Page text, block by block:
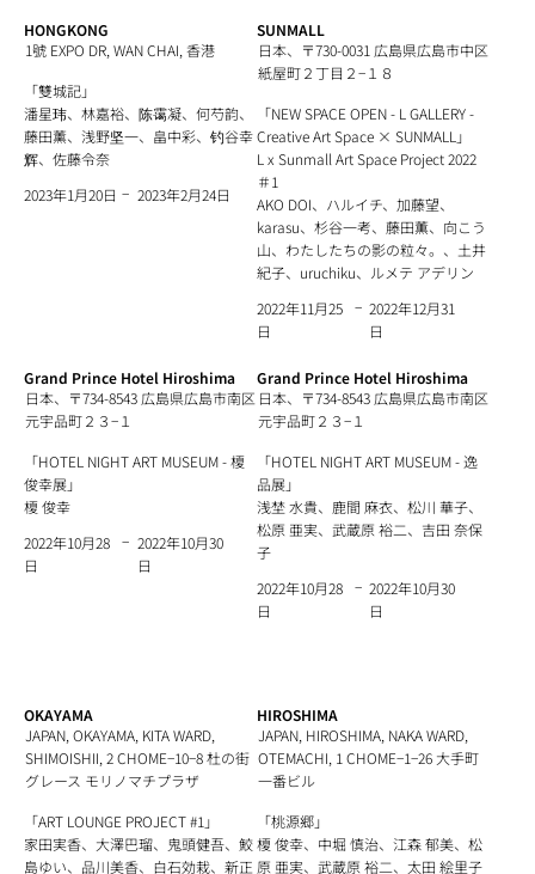
HONGKONG
1號 EXPO DR, WAN CHAI, 香港
「雙城記」
潘星玮、林嘉裕、陈霭凝、何芍韵、
藤田薰、浅野坚一、畠中彩、钓谷幸
辉、佐藤令奈
2023年1月20日 − 2023年2月24日
SUNMALL
日本、〒730-0031 広島県広島市中区
紙屋町２丁目２−１８
「NEW SPACE OPEN - L GALLERY -
Creative Art Space × SUNMALL」
L x Sunmall Art Space Project 2022
＃1
AKO DOI、ハルイチ、加藤望、
karasu、杉谷一考、藤田薫、向こう
山、わたしたちの影の粒々。、土井
紀子、uruchiku、ルメテ アデリン
2022年11月25
日
− 2022年12月31
日
Grand Prince Hotel Hiroshima
日本、〒734-8543 広島県広島市南区
元宇品町２３−１
「HOTEL NIGHT ART MUSEUM - 榎
俊幸展」
榎 俊幸
2022年10月28
日
− 2022年10月30
日
Grand Prince Hotel Hiroshima
日本、〒734-8543 広島県広島市南区
元宇品町２３−１
「HOTEL NIGHT ART MUSEUM - 逸
品展」
浅埜 水貴、鹿間 麻衣、松川 華子、
松原 亜実、武蔵原 裕二、吉田 奈保
子
2022年10月28
日
− 2022年10月30
日
OKAYAMA
JAPAN, OKAYAMA, KITA WARD,
SHIMOISHII, 2 CHOME−10−8 杜の街
グレース モリノマチプラザ
「ART LOUNGE PROJECT #1」
家田実香、大澤巴瑠、鬼頭健吾、鮫
島ゆい、品川美香、白石効栽、新正
HIROSHIMA
JAPAN, HIROSHIMA, NAKA WARD,
OTEMACHI, 1 CHOME−1−26 大手町
一番ビル
「桃源郷」
榎 俊幸、中堀 慎治、江森 郁美、松
原 亜実、武蔵原 裕二、太田 絵里子